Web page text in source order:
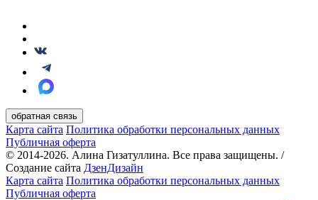
обратная связь
Карта сайта Политика обработки персональных данных
Публичная оферта
© 2014-2026. Алина Гизатуллина. Все права защищены. /
Создание сайта ДзенДизайн
Карта сайта Политика обработки персональных данных
Публичная оферта